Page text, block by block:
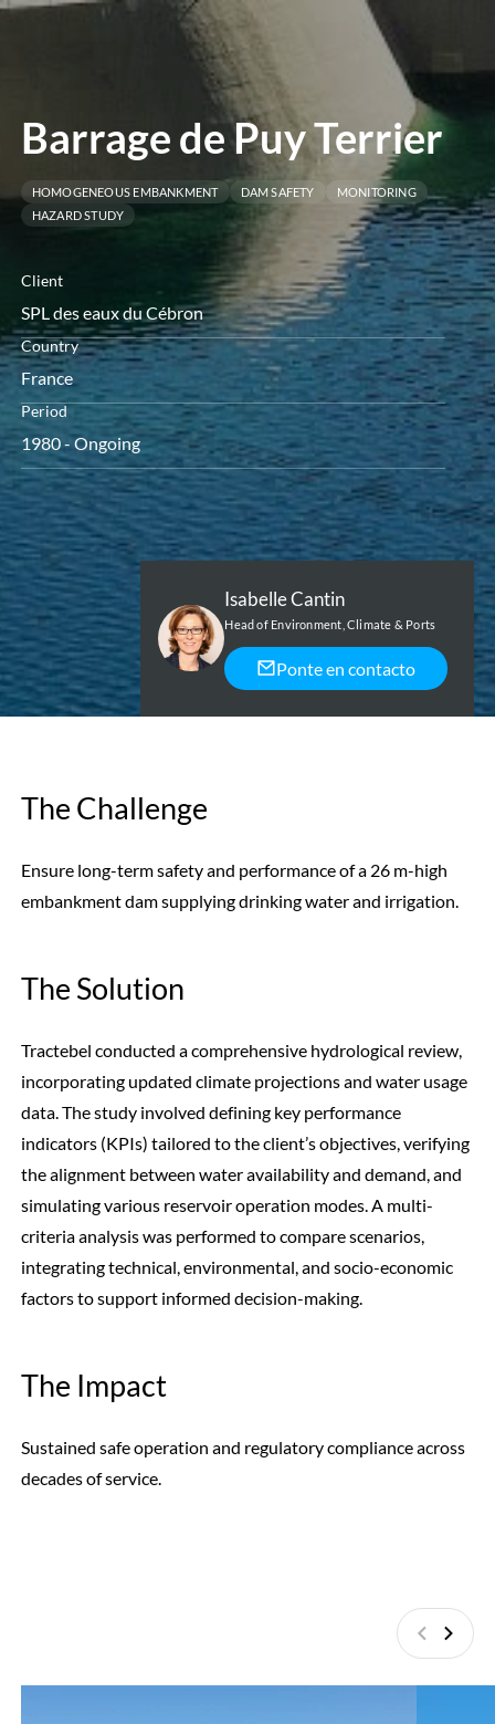
Barrage de Puy Terrier
HOMOGENEOUS EMBANKMENT DAM SAFETY
MONITORING
HAZARD STUDY
Client
SPL des eaux du Cébron
Country
France
Period
1980 - Ongoing
Isabelle Cantin
Head of Environment, Climate & Ports
Ponte en contacto
The Challenge
Ensure long-term safety and performance of a 26 m-high
embankment dam supplying drinking water and irrigation.
The Solution
Tractebel conducted a comprehensive hydrological review,
incorporating updated climate projections and water usage
data. The study involved defining key performance
indicators (KPIs) tailored to the client’s objectives, verifying
the alignment between water availability and demand, and
simulating various reservoir operation modes. A multi-
criteria analysis was performed to compare scenarios,
integrating technical, environmental, and socio-economic
factors to support informed decision-making.
The Impact
Sustained safe operation and regulatory compliance across
decades of service.
Anterior